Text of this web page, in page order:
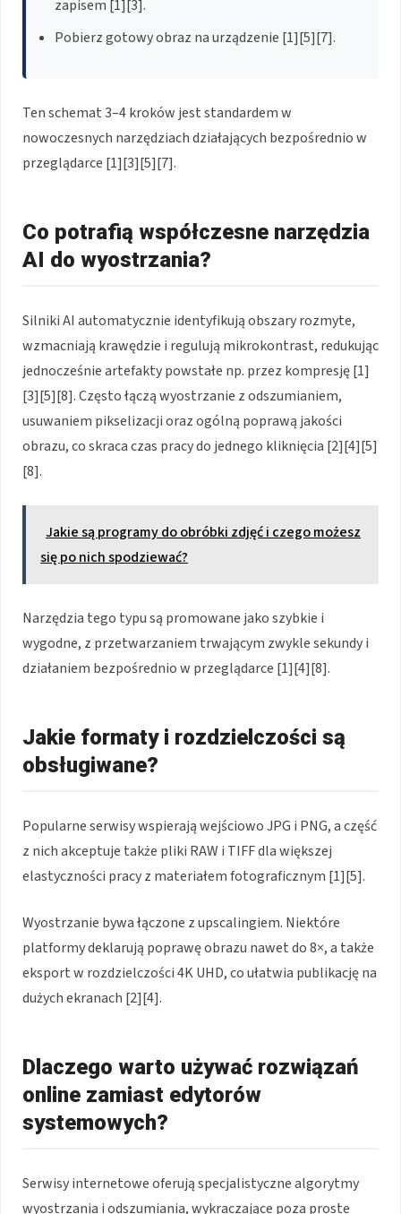
zapisem [1][3].
Pobierz gotowy obraz na urządzenie [1][5][7].
Ten schemat 3–4 kroków jest standardem w
nowoczesnych narzędziach działających bezpośrednio w
przeglądarce [1][3][5][7].
Co potrafią współczesne narzędzia
AI do wyostrzania?
Silniki AI automatycznie identyfikują obszary rozmyte,
wzmacniają krawędzie i regulują mikrokontrast, redukując
jednocześnie artefakty powstałe np. przez kompresję [1]
[3][5][8]. Często łączą wyostrzanie z odszumianiem,
usuwaniem pikselizacji oraz ogólną poprawą jakości
obrazu, co skraca czas pracy do jednego kliknięcia [2][4][5]
[8].
Jakie są programy do obróbki zdjęć i czego możesz
się po nich spodziewać?
Narzędzia tego typu są promowane jako szybkie i
wygodne, z przetwarzaniem trwającym zwykle sekundy i
działaniem bezpośrednio w przeglądarce [1][4][8].
Jakie formaty i rozdzielczości są
obsługiwane?
Popularne serwisy wspierają wejściowo JPG i PNG, a część
z nich akceptuje także pliki RAW i TIFF dla większej
elastyczności pracy z materiałem fotograficznym [1][5].
Wyostrzanie bywa łączone z upscalingiem. Niektóre
platformy deklarują poprawę obrazu nawet do 8×, a także
eksport w rozdzielczości 4K UHD, co ułatwia publikację na
dużych ekranach [2][4].
Dlaczego warto używać rozwiązań
online zamiast edytorów
systemowych?
Serwisy internetowe oferują specjalistyczne algorytmy
wyostrzania i odszumiania, wykraczające poza proste